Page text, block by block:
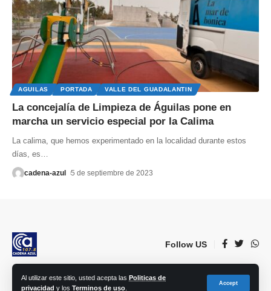
Al utilizar este sitio, usted acepta las Politicas de
privacidad y los Terminos de uso
Accept
AGUILAS PORTADA VALLE DEL GUADALANTIN
La concejalía de Limpieza de Águilas pone en
marcha un servicio especial por la Calima
La calima, que hemos experimentado en la localidad durante estos
días, es
cadena-azul 5 de septiembre de 2023
Follow US
© 2023 Lorca Comunicación, Radio, TV, prensa e Internet S.L. | Todos los